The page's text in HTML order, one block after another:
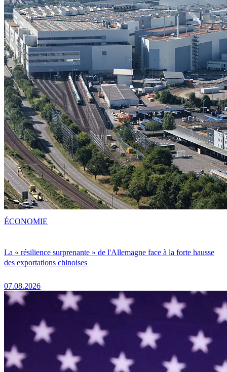
La « résilience surprenante » de l'Allemagne face à la forte hausse
des exportations chinoises
07.08.2026
ÉCONOMIE